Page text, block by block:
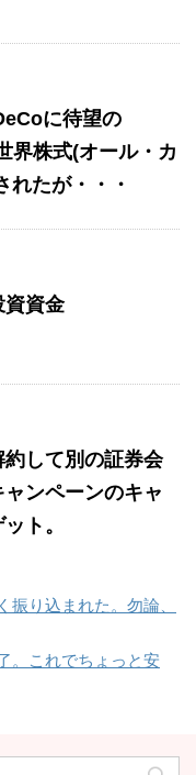
に待望の
界株式(オール・カ
れたが・・・
資資金
して別の証券会
ンペーンのキャ
ト。
振り込まれた。勿論、
。これでちょっと安